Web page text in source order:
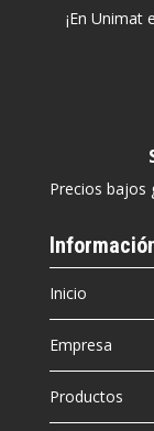
¡En
Precios bajos
Inicio
Empresa
Productos